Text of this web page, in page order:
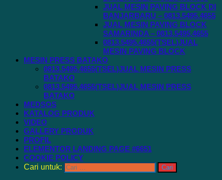
JUAL MESIN PAVING BLOCK DI
BANJARBARU – 0813.5495.4655
JUAL MESIN PAVING BLOCK
SAMARINDA – 0813.5495.4655
0813.5495.4655(TSEL)JUAL
MESIN PAVING BLOCK
MESIN PRESS BATAKO
0813.5495.4655(TSEL)JUAL MESIN PRESS
BATAKO
0813.5495.4655(TSEL)JUAL MESIN PRESS
BATAKO
MEDSOS
KATALOG PRODUK
VIDEO
GALLERY PRODUK
PROFIL
ELEMENTOR LANDING PAGE #6651
COOKIE POLICY
Cari untuk: